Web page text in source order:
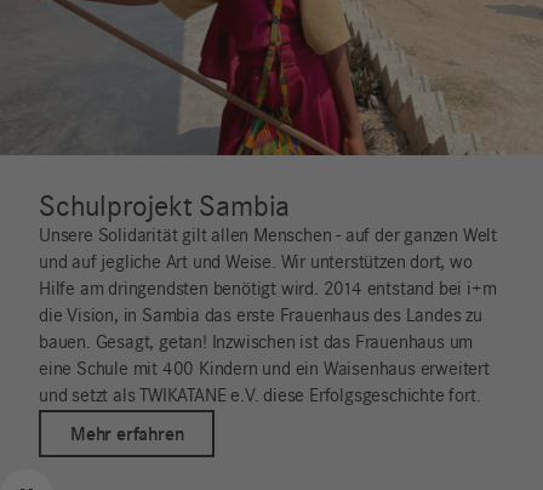
Schulprojekt Sambia
Unsere Solidarität gilt allen Menschen - auf der ganzen Welt
und auf jegliche Art und Weise. Wir unterstützen dort, wo
Hilfe am dringendsten benötigt wird. 2014 entstand bei i+m
die Vision, in Sambia das erste Frauenhaus des Landes zu
bauen. Gesagt, getan! Inzwischen ist das Frauenhaus um
eine Schule mit 400 Kindern und ein Waisenhaus erweitert
und setzt als TWIKATANE e.V. diese Erfolgsgeschichte fort.
Mehr erfahren